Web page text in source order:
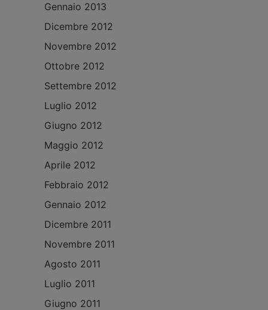
Gennaio 2013
Dicembre 2012
Novembre 2012
Ottobre 2012
Settembre 2012
Luglio 2012
Giugno 2012
Maggio 2012
Aprile 2012
Febbraio 2012
Gennaio 2012
Dicembre 2011
Novembre 2011
Agosto 2011
Luglio 2011
Giugno 2011